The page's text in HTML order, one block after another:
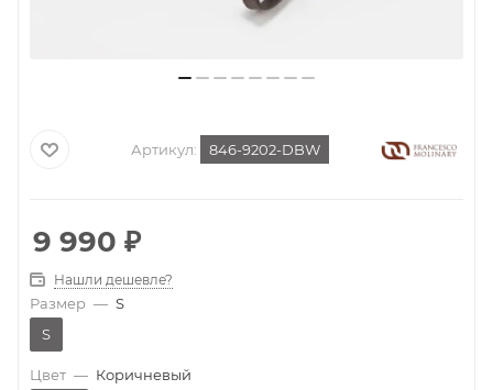
Артикул: 846-9202-DBW
9 990 ₽
Нашли дешевле?
Размер — S
S
Цвет — Коричневый